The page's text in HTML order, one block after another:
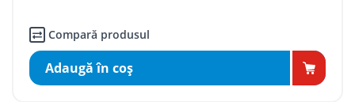
Compară produsul
Adaugă în coş